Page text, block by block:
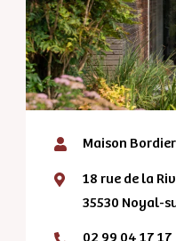
Maison
18 rue de la
35530 Noyal-